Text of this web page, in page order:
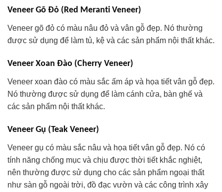
Veneer Gõ Đỏ (Red Meranti Veneer)
Veneer gõ đỏ có màu nâu đỏ và vân gỗ đẹp. Nó thường
được sử dụng để làm tủ, kệ và các sản phẩm nội thất khác.
Veneer Xoan Đào (Cherry Veneer)
Veneer xoan đào có màu sắc ấm áp và họa tiết vân gỗ đẹp.
Nó thường được sử dụng để làm cánh cửa, bàn ghế và
các sản phẩm nội thất khác.
Veneer Gụ (Teak Veneer)
Veneer gụ có màu sắc nâu và họa tiết vân gỗ đẹp. Nó có
tính năng chống mục và chịu được thời tiết khắc nghiệt,
nên thường được sử dụng cho các sản phẩm ngoại thất
như sàn gỗ ngoài trời, đồ đạc vườn và các công trình xây